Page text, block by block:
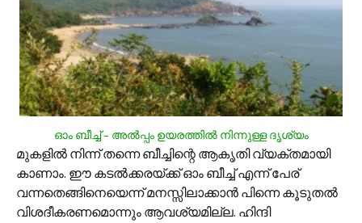
ഓം ബീച്ച് – അല്‍പ്പം ഉയരത്തില്‍ നിന്നുള്ള ദൃശ്യം
മുകളില്‍ നിന്ന് തന്നെ ബീച്ചിന്റെ ആകൃതി വ്യക്തമായി
കാണാം. ഈ കടല്‍ക്കരയ്ക്ക് ഓം ബീച്ച് എന്ന് പേര്
വന്നതെങ്ങിനെയെന്ന് മനസ്സിലാക്കാന്‍ പിന്നെ കൂടുതല്‍
വിശദീകരണമൊന്നും ആവശ്യമില്ല. ഹിന്ദി